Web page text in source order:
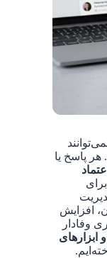
هر پاسخ یا
اعتماد
افزایش
وفادار
ابزارهای